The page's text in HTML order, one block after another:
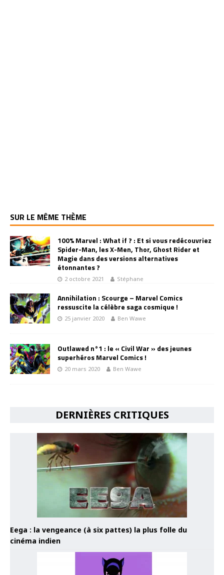
SUR LE MÊME THÈME
100% Marvel : What if ? : Et si vous redécouvriez
Spider-Man, les X-Men, Thor, Ghost Rider et
Magie dans des versions alternatives
étonnantes ?
2 octobre 2021 Stéphane
Annihilation : Scourge – Marvel Comics
ressuscite la célèbre saga cosmique !
25 janvier 2020 Ben Wawe
Outlawed n°1 : le « Civil War » des jeunes
superhéros Marvel Comics !
20 mars 2020 Ben Wawe
DERNIÈRES CRITIQUES
Eega : la vengeance (à six pattes) la plus folle du
cinéma indien